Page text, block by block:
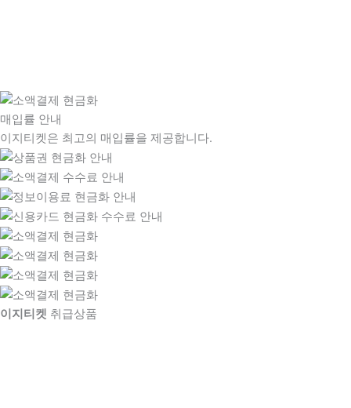
매입률 안내
이지티켓은 최고의 매입률을 제공합니다.
이지티켓 취급상품